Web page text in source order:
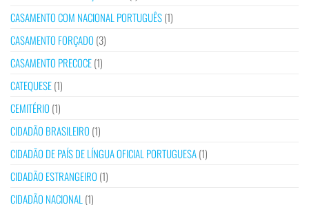
CASAMENTO COM NACIONAL PORTUGUÊS(1)
CASAMENTO FORÇADO (3)
CASAMENTO PRECOCE(1)
CATEQUESE(1)
CEMITÉRIO (1)
CIDADÃO BRASILEIRO (1)
CIDADÃO DE PAÍS DE LÍNGUA OFICIAL PORTUGUESA(1)
CIDADÃO ESTRANGEIRO (1)
CIDADÃO NACIONAL(1)